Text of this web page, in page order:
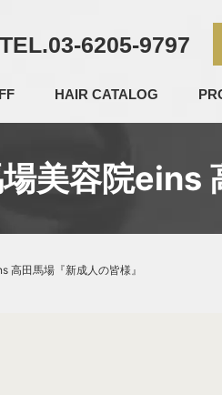
TEL.03-6205-9797
HAIR CATALOG
美容院eins
高田馬場『新成人の皆様』